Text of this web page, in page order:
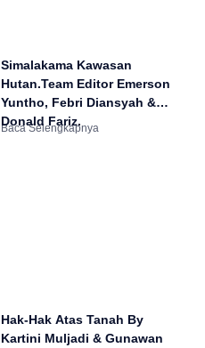
Simalakama Kawasan
Hutan.Team Editor Emerson
Yuntho, Febri Diansyah &
Donald Fariz.
Hak-Hak Atas Tanah By
Kartini Muljadi & Gunawan